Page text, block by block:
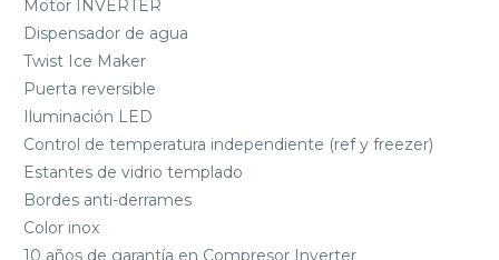
Motor INVERTER
Dispensador de agua
Twist Ice Maker
Puerta reversible
Iluminación LED
Control de temperatura independiente (ref y freezer)
Estantes de vidrio templado
Bordes anti-derrames
Color inox